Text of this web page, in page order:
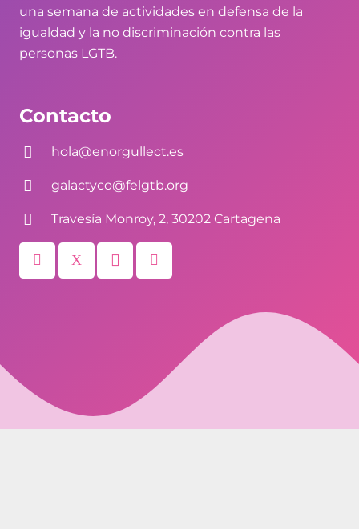
una semana de actividades en defensa de la
igualdad y la no discriminación contra las
personas LGTB.
Contacto
hola@enorgullect.es
galactyco@felgtb.org
Travesía Monroy, 2, 30202 Cartagena